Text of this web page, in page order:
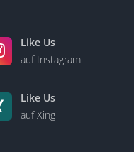
Like Us
auf Instagram
Like Us
auf Xing